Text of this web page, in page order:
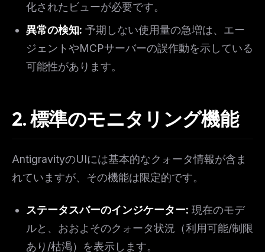
化されたビューが必要です。
異常の検知: 予期しない使用量の急増は、エー
ジェントやMCPサーバーの誤作動を示している
可能性があります。
2. 標準のモニタリング機能
AntigravityのUIには基本的なクォータ情報が含ま
れていますが、その機能は限定的です。
ステータスバーのインジケーター: 現在のモデ
ルと、おおよそのクォータ状況（利用可能/制限
あり/枯渇）を表示します。